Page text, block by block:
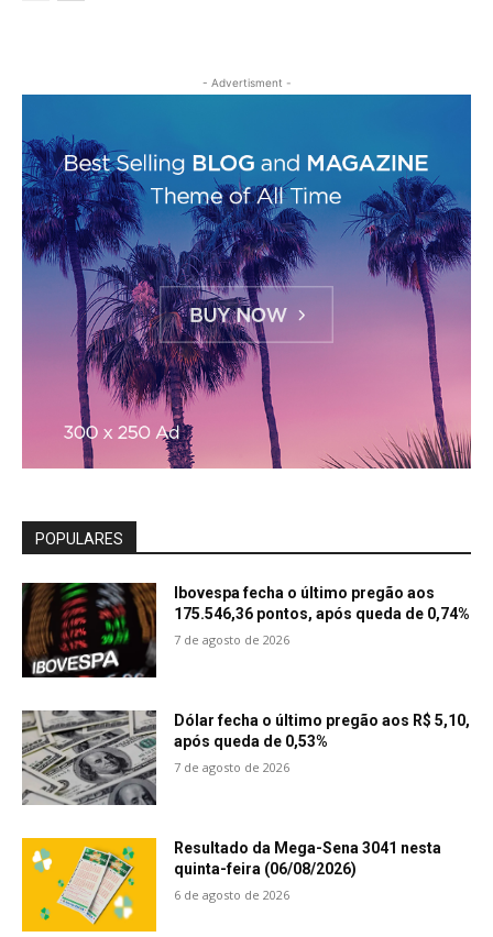
- Advertisment -
POPULARES
Ibovespa fecha o último pregão aos
175.546,36 pontos, após queda de 0,74%
7 de agosto de 2026
Dólar fecha o último pregão aos R$ 5,10,
após queda de 0,53%
7 de agosto de 2026
Resultado da Mega-Sena 3041 nesta
quinta-feira (06/08/2026)
6 de agosto de 2026